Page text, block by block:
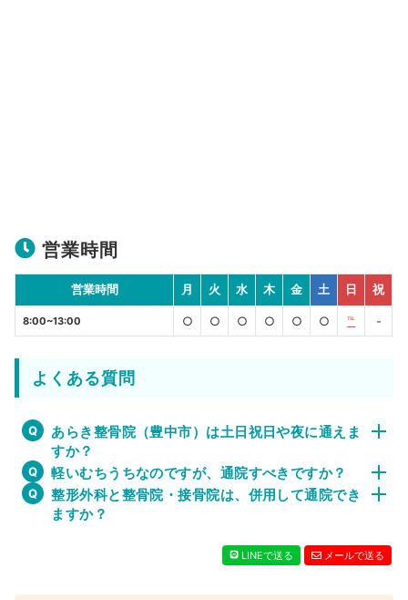
営業時間
営業時間 月 火 水 木 金 土 日 祝
8:00~13:00 ○ ○ ○ ○ ○ ○ ℡ -
よくある質問
あらき整骨院（豊中市）は土日祝日や夜に通えま
すか？
軽いむちうちなのですが、通院すべきですか？
整形外科と整骨院・接骨院は、併用して通院でき
ますか？
LINEで送る メールで送る